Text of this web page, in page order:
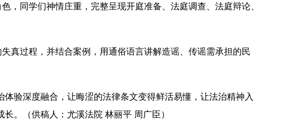
，同学们神情庄重，完整呈现开庭准备、法庭调查、法庭辩论、
真过程，并结合案例，用通俗语言讲解造谣、传谣需承担的民
验深度融合，让晦涩的法律条文变得鲜活易懂，让法治精神入
。（供稿人：尤溪法院 林丽平 周广臣）